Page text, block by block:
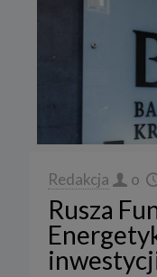
Redakcja o
Rusza